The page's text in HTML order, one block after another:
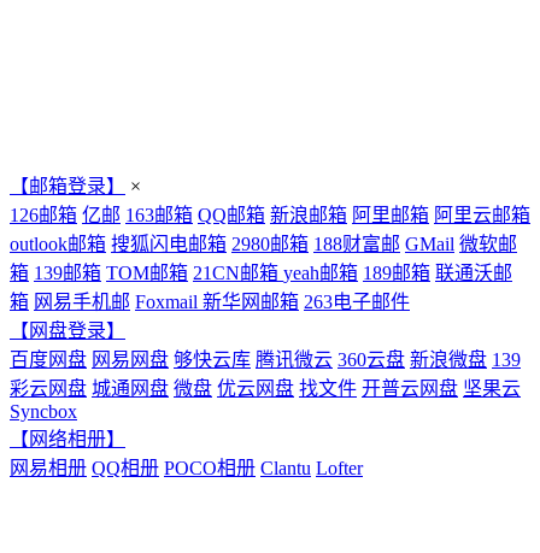
【邮箱登录】
×
126邮箱 亿邮 163邮箱 QQ邮箱 新浪邮箱 阿里邮箱 阿里云邮箱
outlook邮箱 搜狐闪电邮箱 2980邮箱 188财富邮 GMail 微软邮
箱 139邮箱 TOM邮箱 21CN邮箱 yeah邮箱 189邮箱 联通沃邮
箱 网易手机邮 Foxmail 新华网邮箱 263电子邮件
【网盘登录】
百度网盘 网易网盘 够快云库 腾讯微云 360云盘 新浪微盘 139
彩云网盘 城通网盘 微盘 优云网盘 找文件 开普云网盘 坚果云
Syncbox
【网络相册】
网易相册 QQ相册 POCO相册 Clantu Lofter